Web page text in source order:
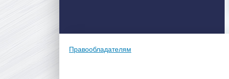
Правообладателям